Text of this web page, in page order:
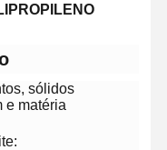
sólidos
e matéria